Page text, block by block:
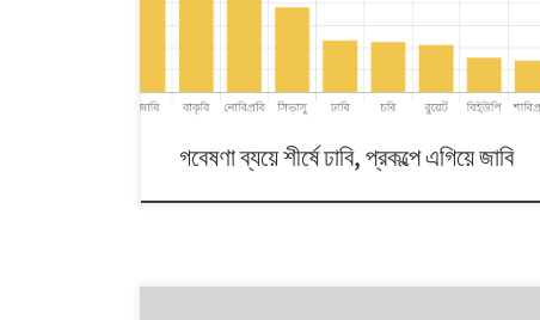
গবেষণা ব্যয়ে শীর্ষে ঢাবি, প্রকল্পে এগিয়ে জাবি